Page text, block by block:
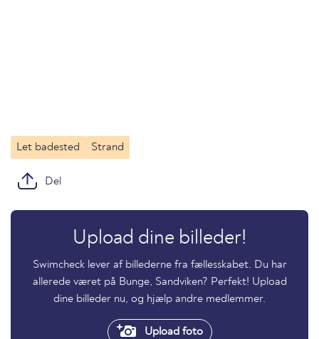
Let badested Strand
Del
Upload dine billeder!
Swimcheck lever af billederne fra fællesskabet. Du har
allerede været på Bunge, Sandviken? Perfekt! Upload
dine billeder nu, og hjælp andre medlemmer.
Upload foto